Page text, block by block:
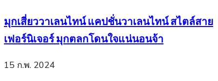
มุกเสี่ยววาเลนไทน์ แคปชั่นวาเลนไทน์ สไตล์สาย
เฟอร์นิเจอร์ มุกตลกโดนใจแน่นอนจ้า
15 ก.พ. 2024